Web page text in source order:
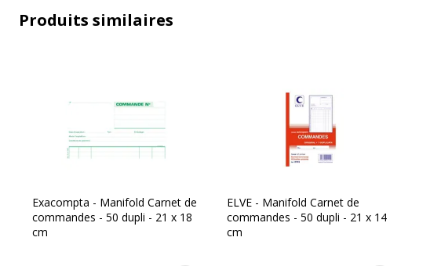
Données d'identification
Référence produit fabricant 2109
Produits similaires
Exacompta - Manifold Carnet de
commandes - 50 dupli - 21 x 18
cm
ELVE - Manifold Carnet de
commandes - 50 dupli - 21 x 14
cm